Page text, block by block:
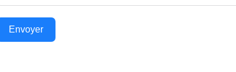
Envoyer